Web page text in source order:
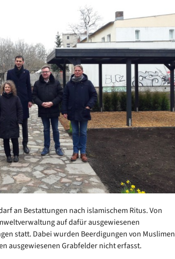
an Bestattungen nach islamischem Ritus. Von
auf dafür ausgewiesenen
statt. Dabei wurden Beerdigungen von Muslimen
ausgewiesenen Grabfelder nicht erfasst.